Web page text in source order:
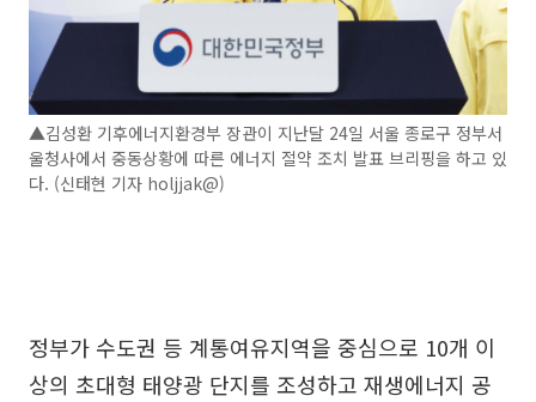
▲김성환 기후에너지환경부 장관이 지난달 24일 서울 종로구 정부서
울청사에서 중동상황에 따른 에너지 절약 조치 발표 브리핑을 하고 있
다. (신태현 기자 holjjak@)
정부가 수도권 등 계통여유지역을 중심으로 10개 이
상의 초대형 태양광 단지를 조성하고 재생에너지 공